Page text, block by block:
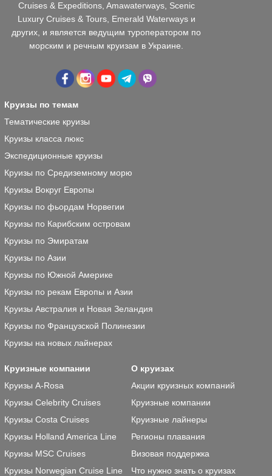
Cruises & Expeditions, Amawaterways, Scenic
Luxury Cruises & Tours, Emerald Waterways и
других, и является ведущим туроператором по
морским и речным круизам в Украине.
Круизы по темам
Тематические круизы
Круизы класса люкс
Экспедиционные круизы
Круизы по Средиземному морю
Круизы Вокруг Европы
Круизы по фьордам Норвегии
Круизы по Карибским островам
Круизы по Эмиратам
Круизы по Азии
Круизы по Южной Америке
Круизы по рекам Европы и Азии
Круизы Австралия и Новая Зеландия
Круизы по Французской Полинезии
Круизы на новых лайнерах
Круизные компании
Круизы A-Rosa
Круизы Celebrity Cruises
Круизы Costa Cruises
Круизы Holland America Line
Круизы MSC Cruises
Круизы Norwegian Cruise Line
О круизах
Акции круизных компаний
Круизные компании
Круизные лайнеры
Регионы плавания
Визовая поддержка
Что нужно знать о круизах